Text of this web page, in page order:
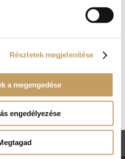
Részletek megjelenítése
a megengedése
engedélyezése
melyek között
sültek és persze halászlé
a kosárban.
tájékoztató